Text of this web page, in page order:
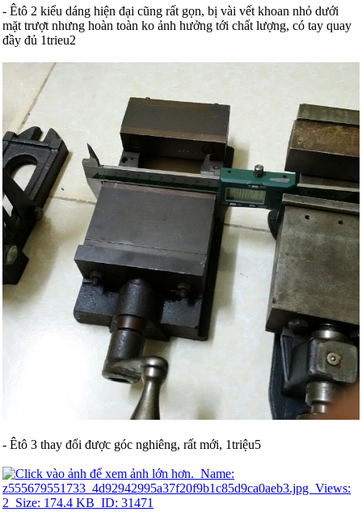
- Êtô 2 kiểu dáng hiện đại cũng rất gọn, bị vài vết khoan nhỏ dưới
mặt trượt nhưng hoàn toàn ko ảnh hưởng tới chất lượng, có tay quay
đầy đủ 1trieu2
- Êtô 3 thay đổi được góc nghiêng, rất mới, 1triệu5